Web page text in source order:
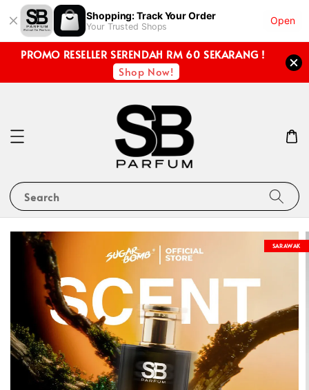
Shopping: Track Your Order
Your Trusted Shops
Open
PROMO RESELLER SERENDAH RM 60 SEKARANG !
Shop Now!
Search
SARAWAK